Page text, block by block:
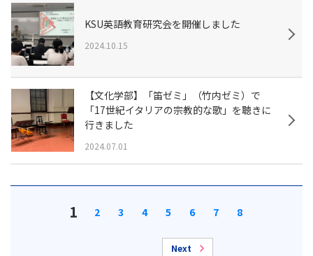
KSU英語教育研究会を開催しました
2024.10.15
【文化学部】「笛ゼミ」（竹内ゼミ）で
「17世紀イタリアの宗教的な歌」を聴きに
行きました
2024.07.01
1 2 3 4 5 6 7 8
Next